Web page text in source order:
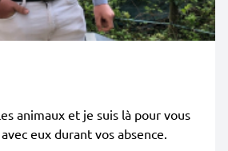
animaux et je suis là pour vous
eux durant vos absence.